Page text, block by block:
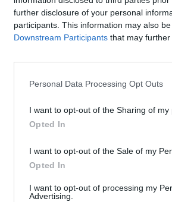
further disclosure of your personal
participants. This information may also
Downstream Participants that may further
Personal Data Processing Opt Outs
I want to opt-out of the Sharing of my
Opted In
I want to opt-out of the Sale of my
Opted In
I want to opt-out of processing my
Advertising.
sono state mai messe in discussione.